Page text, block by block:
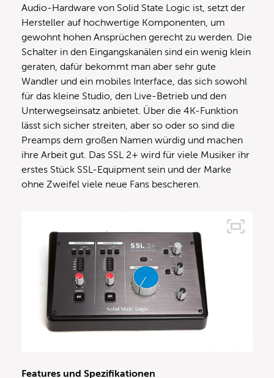
Audio-Hardware von Solid State Logic ist, setzt der
Hersteller auf hochwertige Komponenten, um
gewohnt hohen Ansprüchen gerecht zu werden. Die
Schalter in den Eingangskanälen sind ein wenig klein
geraten, dafür bekommt man aber sehr gute
Wandler und ein mobiles Interface, das sich sowohl
für das kleine Studio, den Live-Betrieb und den
Unterwegseinsatz anbietet. Über die 4K-Funktion
lässt sich sicher streiten, aber so oder so sind die
Preamps dem großen Namen würdig und machen
ihre Arbeit gut. Das SSL 2+ wird für viele Musiker ihr
erstes Stück SSL-Equipment sein und der Marke
ohne Zweifel viele neue Fans bescheren.
Features und Spezifikationen